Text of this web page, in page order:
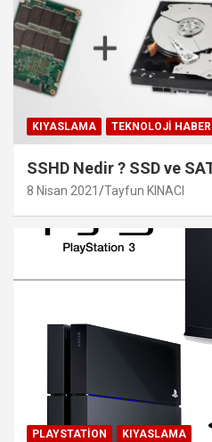
KIYASLAMA TEKNOLOJI
SSHD Nedir ? SSD ve
8 Nisan 2021 Tayfun KINACI
PLAYSTATION KIYASLAMA